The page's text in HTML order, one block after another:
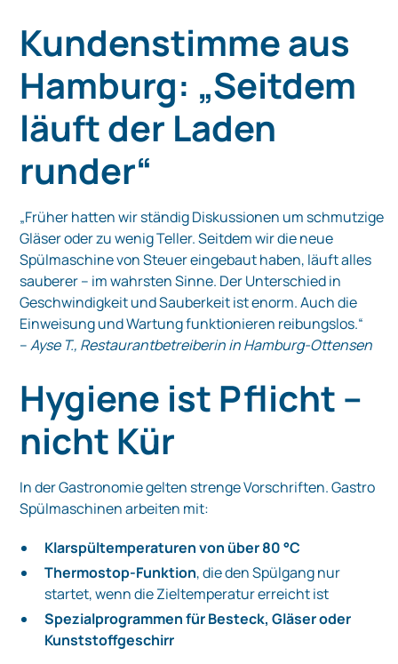
Kundenstimme aus
Hamburg: „Seitdem
läuft der Laden
runder“
„Früher hatten wir ständig Diskussionen um schmutzige
Gläser oder zu wenig Teller. Seitdem wir die neue
Spülmaschine von Steuer eingebaut haben, läuft alles
sauberer – im wahrsten Sinne. Der Unterschied in
Geschwindigkeit und Sauberkeit ist enorm. Auch die
Einweisung und Wartung funktionieren reibungslos.“
–Ayse T., Restaurantbetreiberin in Hamburg-Ottensen
Hygiene ist Pflicht –
nicht Kür
In der Gastronomie gelten strenge Vorschriften. Gastro
Spülmaschinen arbeiten mit:
Klarspültemperaturen von über 80 °C
Thermostop-Funktion, die den Spülgang nur
startet, wenn die Zieltemperatur erreicht ist
Spezialprogrammen für Besteck, Gläser oder
Kunststoffgeschirr